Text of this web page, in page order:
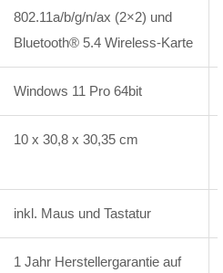
802.11a/b/g/n/ax (2×2) und
Bluetooth® 5.4 Wireless-Karte
Windows 11 Pro 64bit
10 x 30,8 x 30,35 cm
inkl. Maus und Tastatur
1 Jahr Herstellergarantie auf